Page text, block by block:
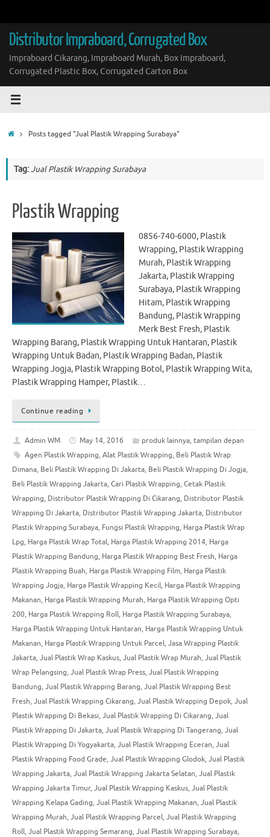
content
Distributor Impraboard, Corrugated Box
Impraboard Cikarang, Impraboard Murah, Box Impraboard,
Corrugated Plastic Box, Corrugated Carton Box
HomePosts tagged "Jual Plastik Wrapping Surabaya"
Tag:Jual Plastik Wrapping Surabaya
Plastik Wrapping
0856-740-6000, Plastik
Wrapping, Plastik Wrapping
Murah, Plastik Wrapping
Jakarta, Plastik Wrapping
Surabaya, Plastik Wrapping
Hitam, Plastik Wrapping
Bandung, Plastik Wrapping
Merk Best Fresh, Plastik
Wrapping Barang, Plastik Wrapping Untuk Hantaran, Plastik
Wrapping Untuk Badan, Plastik Wrapping Badan, Plastik
Wrapping Jogja, Plastik Wrapping Botol, Plastik Wrapping Wita,
Plastik Wrapping Hamper, Plastik…
Continue reading
Admin WM May 14, 2016 produk lainnya, tampilan depan
Agen Plastik Wrapping, Alat Plastik Wrapping, Beli Plastik Wrap
Dimana, Beli Plastik Wrapping Di Jakarta, Beli Plastik Wrapping Di Jogja,
Beli Plastik Wrapping Jakarta, Cari Plastik Wrapping, Cetak Plastik
Wrapping, Distributor Plastik Wrapping Di Cikarang, Distributor Plastik
Wrapping Di Jakarta, Distributor Plastik Wrapping Jakarta, Distributor
Plastik Wrapping Surabaya, Fungsi Plastik Wrapping, Harga Plastik Wrap
Lpg, Harga Plastik Wrap Total, Harga Plastik Wrapping 2014, Harga
Plastik Wrapping Bandung, Harga Plastik Wrapping Best Fresh, Harga
Plastik Wrapping Buah, Harga Plastik Wrapping Film, Harga Plastik
Wrapping Jogja, Harga Plastik Wrapping Kecil, Harga Plastik Wrapping
Makanan, Harga Plastik Wrapping Murah, Harga Plastik Wrapping Opti
200, Harga Plastik Wrapping Roll, Harga Plastik Wrapping Surabaya,
Harga Plastik Wrapping Untuk Hantaran, Harga Plastik Wrapping Untuk
Makanan, Harga Plastik Wrapping Untuk Parcel, Jasa Wrapping Plastik
Jakarta, Jual Plastik Wrap Kaskus, Jual Plastik Wrap Murah, Jual Plastik
Wrap Pelangsing, Jual Plastik Wrap Press, Jual Plastik Wrapping
Bandung, Jual Plastik Wrapping Barang, Jual Plastik Wrapping Best
Fresh, Jual Plastik Wrapping Cikarang, Jual Plastik Wrapping Depok, Jual
Plastik Wrapping Di Bekasi, Jual Plastik Wrapping Di Cikarang, Jual
Plastik Wrapping Di Jakarta, Jual Plastik Wrapping Di Tangerang, Jual
Plastik Wrapping Di Yogyakarta, Jual Plastik Wrapping Eceran, Jual
Plastik Wrapping Food Grade, Jual Plastik Wrapping Glodok, Jual Plastik
Wrapping Jakarta, Jual Plastik Wrapping Jakarta Selatan, Jual Plastik
Wrapping Jakarta Timur, Jual Plastik Wrapping Kaskus, Jual Plastik
Wrapping Kelapa Gading, Jual Plastik Wrapping Makanan, Jual Plastik
Wrapping Murah, Jual Plastik Wrapping Parcel, Jual Plastik Wrapping
Roll, Jual Plastik Wrapping Semarang, Jual Plastik Wrapping Surabaya,